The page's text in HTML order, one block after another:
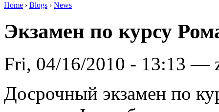
Home › Blogs › News
Экзамен по курсу
Fri, 04/16/2010 - 13:13 —
Досрочный экзамен по